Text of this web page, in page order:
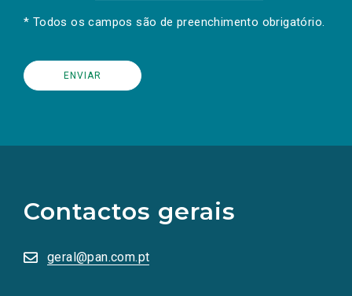
* Todos os campos são de preenchimento obrigatório.
Contactos gerais
geral@pan.com.pt
redes
sociais
numa
nova